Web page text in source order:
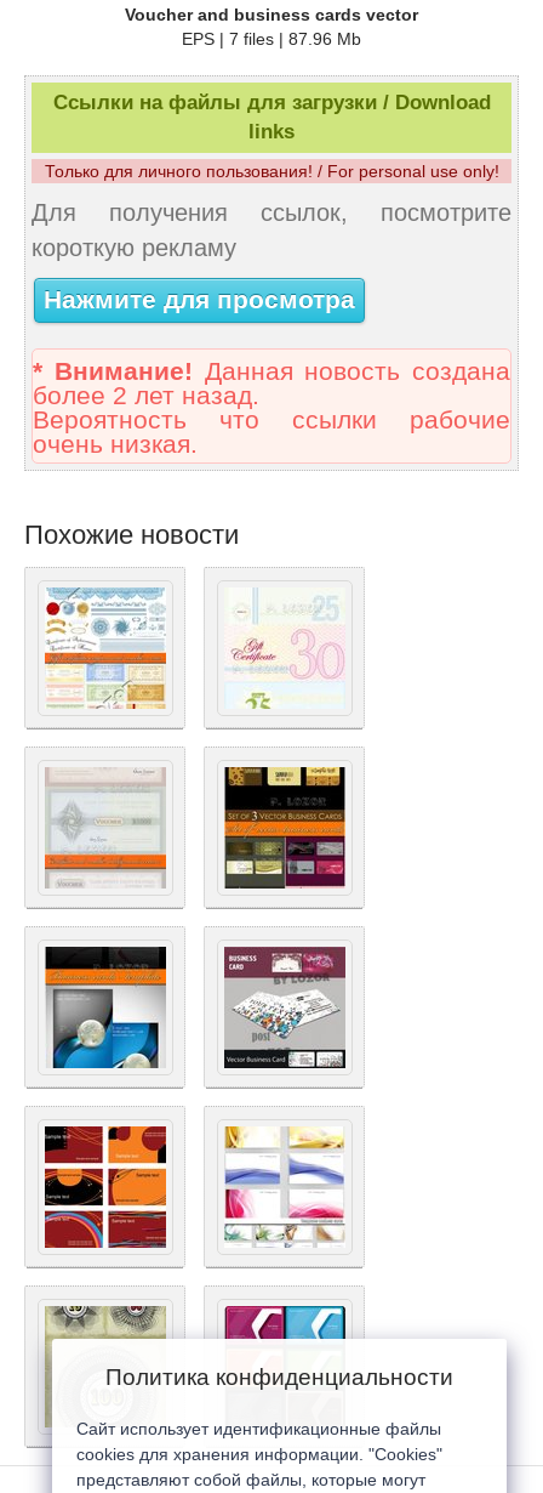
Voucher and business cards vector
EPS | 7 files | 87.96 Mb
Ссылки на файлы для загрузки / Download
links
Только для личного пользования! / For personal use only!
Для получения ссылок, посмотрите
короткую рекламу
Нажмите для просмотра
* Внимание! Данная новость создана
более 2 лет назад.
Вероятность что ссылки рабочие
очень низкая.
Похожие новости
Политика конфиденциальности
Сайт использует идентификационные файлы
cookies для хранения информации. "Cookies"
представляют собой файлы, которые могут